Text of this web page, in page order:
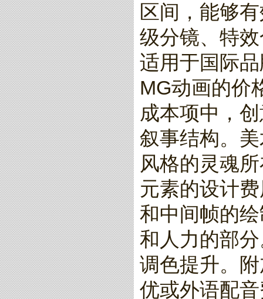
区间，能够
级分镜、特
适用于国际
MG动画的价
成本项中，
叙事结构。
风格的灵魂
元素的设计
和中间帧的
和人力的部
调色提升。
优或外语配